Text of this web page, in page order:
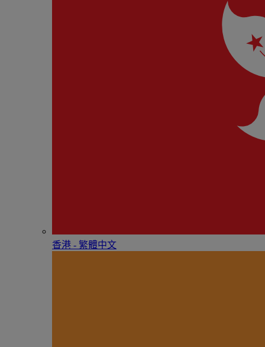
香港 - 繁體中文